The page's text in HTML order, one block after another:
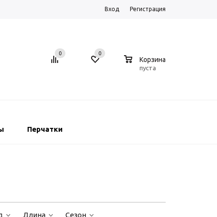
Вход Регистрация
0 0
Корзина
пуста
Перчатки
Длина Сезон